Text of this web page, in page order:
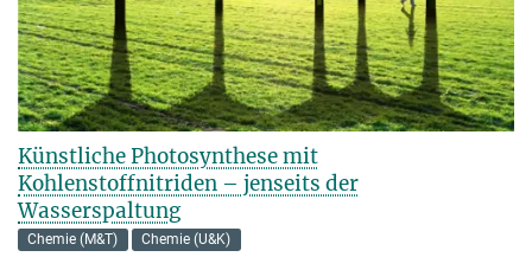
Künstliche Photosynthese mit
Kohlenstoffnitriden – jenseits der
Wasserspaltung
Chemie (M&T) Chemie (U&K)